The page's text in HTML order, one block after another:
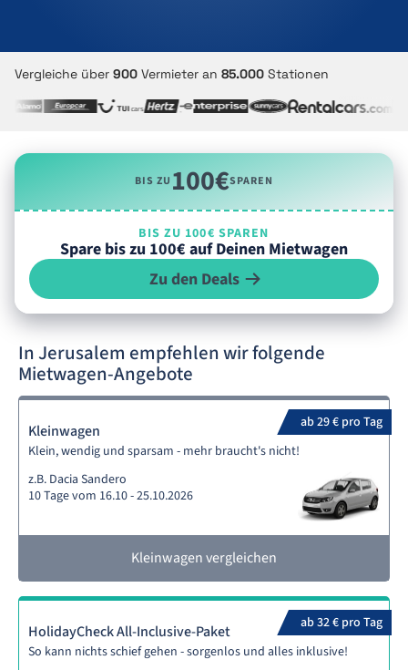
Vergleiche über 900 Vermieter an 85.000 Stationen
BIS ZU100€SPAREN
BIS ZU 100€ SPAREN
Spare bis zu 100€ auf Deinen Mietwagen
Zu den Deals
In Jerusalem empfehlen wir folgende
Mietwagen-Angebote
ab 29 € pro Tag
Kleinwagen
Klein, wendig und sparsam - mehr braucht's nicht!
z.B. Dacia Sandero
10 Tage vom 16.10 - 25.10.2026
Kleinwagen vergleichen
ab 32 € pro Tag
HolidayCheck All-Inclusive-Paket
So kann nichts schief gehen - sorgenlos und alles inklusive!